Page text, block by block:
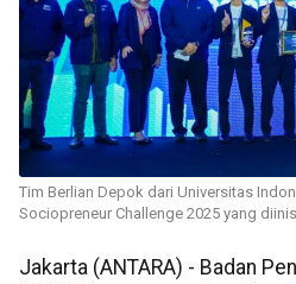
Tim Berlian Depok dari Universitas
Sociopreneur Challenge 2025 yang
Jakarta (ANTARA) - Badan